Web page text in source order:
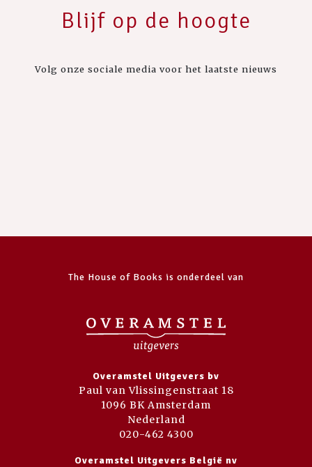
Blijf op de hoogte
Volg onze sociale media voor het laatste nieuws
The House of Books is onderdeel van
Overamstel Uitgevers bv
Paul van Vlissingenstraat 18
1096 BK Amsterdam
Nederland
020-462 4300
Overamstel Uitgevers België nv